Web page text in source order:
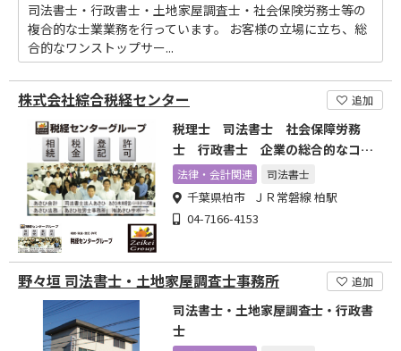
司法書士・行政書士・土地家屋調査士・社会保険労務士等の
複合的な士業業務を行っています。 お客様の立場に立ち、総
合的なワンストップサー...
株式会社綜合税経センター 追加
税理士 司法書士 社会保障労務
士 行政書士 企業の総合的なコン
サルティング
法律・会計関連 司法書士
千葉県柏市 ＪＲ常磐線 柏駅
04-7166-4153
野々垣 司法書士・土地家屋調査士事務所 追加
司法書士・土地家屋調査士・行政書
士